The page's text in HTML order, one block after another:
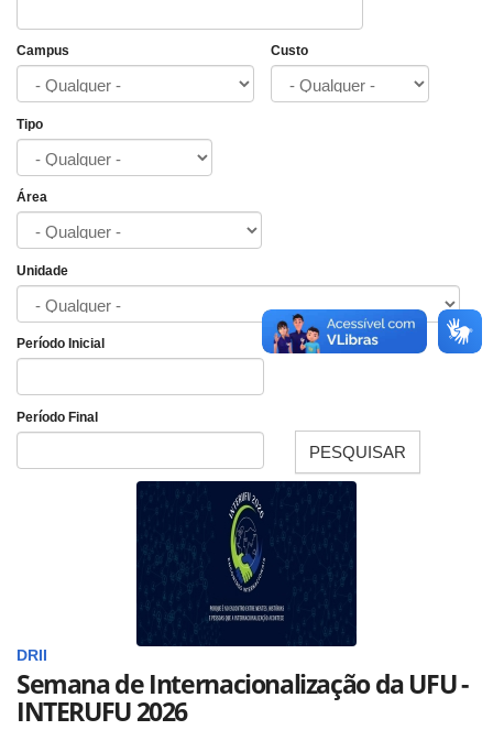
Campus Custo
Tipo
Área
Unidade
Período Inicial
Período Final
PESQUISAR
DRII
Semana de Internacionalização da UFU -
INTERUFU 2026